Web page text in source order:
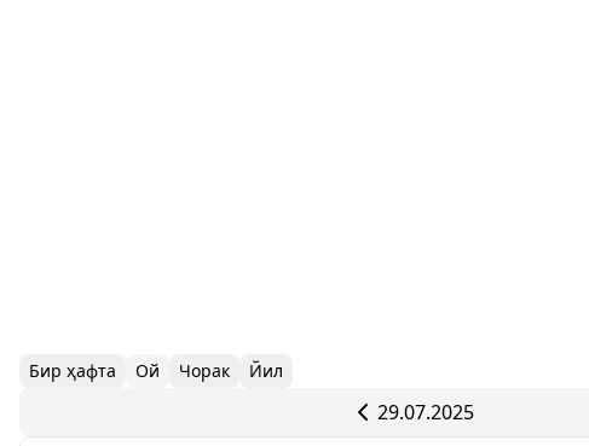
Бир ҳафта Ой Чорак Йил
29.07.2025